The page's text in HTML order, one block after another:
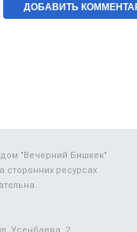
"Вечерний Бишкек"
ресурсах